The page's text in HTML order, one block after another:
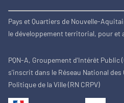
Pays et Quartiers de Nouvelle-
le développement territorial, pour et
PQN-A, Groupement d'Intérêt Public
s'inscrit dans le Réseau National des
Politique de la Ville (RN CRPV)